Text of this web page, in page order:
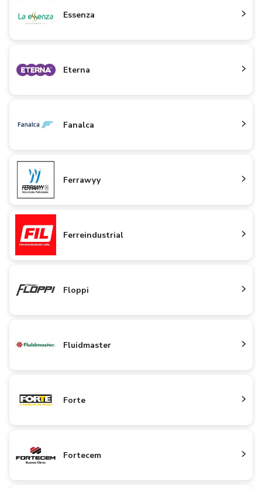
Essenza
Eterna
Fanalca
Ferrawyy
Ferreindustrial
Floppi
Fluidmaster
Forte
Fortecem